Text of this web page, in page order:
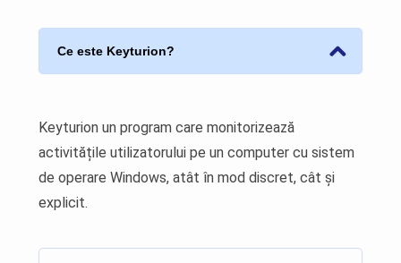
Ce este Keyturion?
Keyturion un program care monitorizează
activitățile utilizatorului pe un computer cu sistem
de operare Windows, atât în mod discret, cât și
explicit.